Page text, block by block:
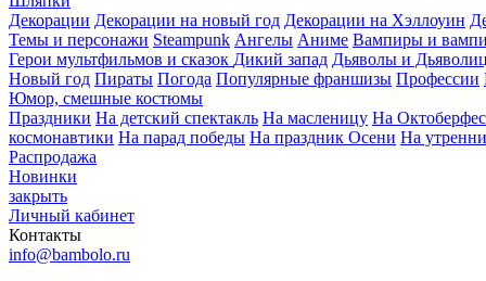
Декорации Декорации на новый год Декорации на Хэллоуин
Темы и персонажи Steampunk Ангелы Аниме Вампиры и
Герои мультфильмов и сказок Дикий запад Дьяволы и
Новый год Пираты Погода Популярные франшизы Профессии
Юмор, смешные костюмы
Праздники На детский спектакль На масленицу На
космонавтики На парад победы На праздник Осени На
Распродажа
Новинки
закрыть
Личный кабинет
Контакты
info@bambolo.ru